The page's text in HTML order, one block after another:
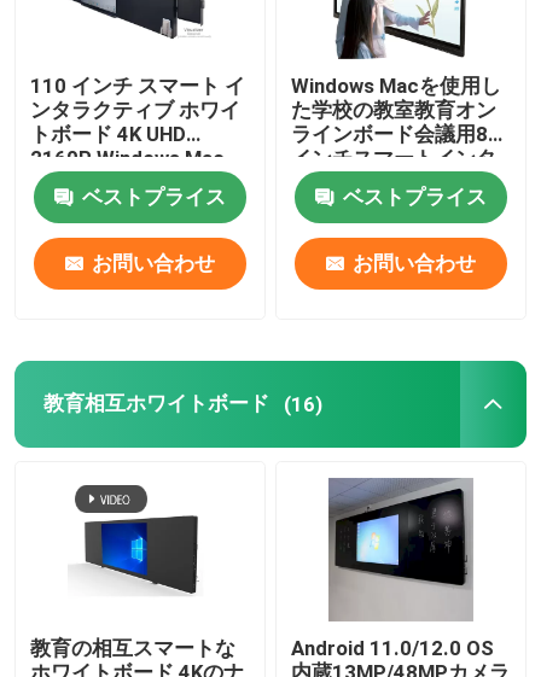
デジタル表記のトーテム
デジタル表記プレーヤー
インタラクティブタッチスクリーンテーブル
移動式TVのモニターの立場
110 インチ スマート イ
ンタラクティブ ホワイ
トボード 4K UHD
2160P Windows Mac
Android iOS 教室教育オ
ンラインボード会議
ベストプライス
お問い合わせ
Windows Macを使用し
た学校の教室教育オン
ラインボード会議用86
インチスマートインタ
ラクティブホワイトボ
ード ベストプライス
お問い合わせ
教育相互ホワイトボード (16)
教育の相互スマートな
ホワイトボード 4Kのナ
Android 11.0/12.0 OS
内蔵13MP/48MPカメラ